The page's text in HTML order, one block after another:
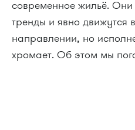
современное жильё.
тренды и явно движутся
направлении, но
хромает. Об этом мы